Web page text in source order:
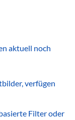
aktuell noch
verfügen
Filter oder